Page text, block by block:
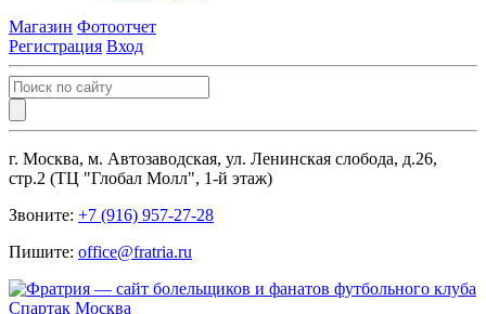
Магазин Фотоотчет
Регистрация Вход
г. Москва, м. Автозаводская, ул. Ленинская слобода, д.26,
стр.2 (ТЦ "Глобал Молл", 1-й этаж)
Звоните: +7 (916) 957-27-28
Пишите: office@fratria.ru